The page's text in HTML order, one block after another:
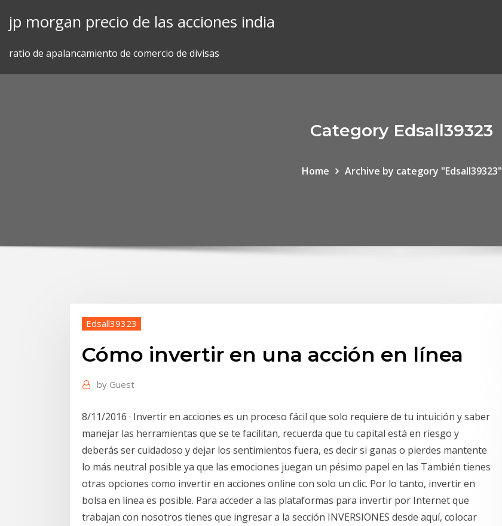
jp morgan precio de las acciones india
ratio de apalancamiento de comercio de divisas
Category Edsall39323
Home Archive by category "Edsall39323"
Edsall39323
Cómo invertir en una acción en línea
by Guest
8/11/2016 · Invertir en acciones es un proceso fácil que solo requiere de tu intuición y saber
manejar las herramientas que se te facilitan, recuerda que tu capital está en riesgo y
deberás ser cuidadoso y dejar los sentimientos fuera, es decir si ganas o pierdes mantente
lo más neutral posible ya que las emociones juegan un pésimo papel en las También tienes
otras opciones como invertir en acciones online con solo un clic. Por lo tanto, invertir en
bolsa en linea es posible. Para acceder a las plataformas para invertir por Internet que
trabajan con nosotros tienes que ingresar a la sección INVERSIONES desde aquí, colocar